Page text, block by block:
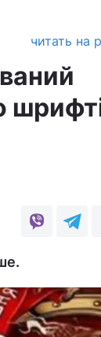
читать на